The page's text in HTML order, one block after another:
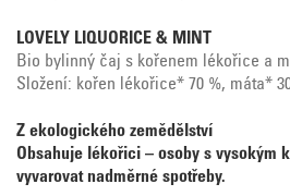
LOVELY LIQUORICE & MINT
Bio bylinný čaj s kořenem lékořice a
Složení: kořen lékořice* 70 %, máta*
Z ekologického zemědělství
Obsahuje lékořici – osoby s vysokým
vyvarovat nadměrné spotřeby.